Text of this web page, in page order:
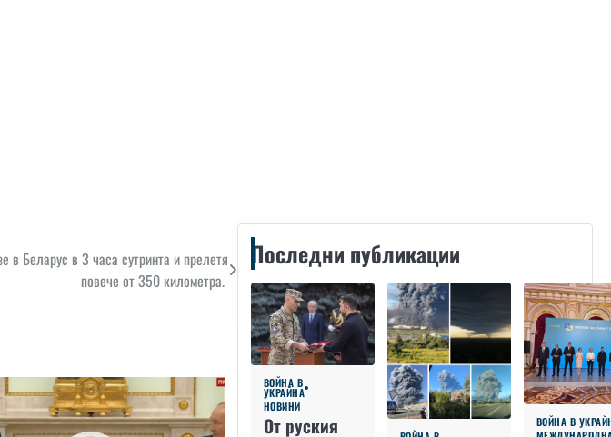
в Беларус в 3 часа сутринта и прелетя
повече от 350 километра.
Последни публикации
ВОЙНА В
УКРАЙНА
НОВИНИ
От руския
ВОЙНА В